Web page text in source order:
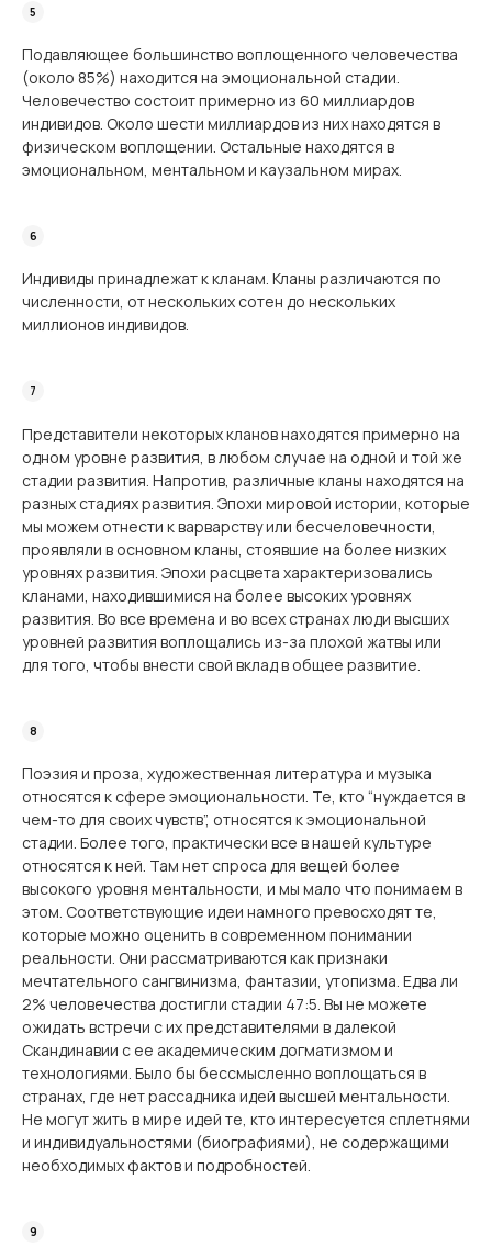
Подавляющее большинство воплощенного человечества
(около 85%) находится на эмоциональной стадии.
Человечество состоит примерно из 60 миллиардов
индивидов. Около шести миллиардов из них находятся в
физическом воплощении. Остальные находятся в
эмоциональном, ментальном и каузальном мирах.
Индивиды принадлежат к кланам. Кланы различаются по
численности, от нескольких сотен до нескольких
миллионов индивидов.
Представители некоторых кланов находятся примерно на
одном уровне развития, в любом случае на одной и той же
стадии развития. Напротив, различные кланы находятся на
разных стадиях развития. Эпохи мировой истории, которые
мы можем отнести к варварству или бесчеловечности,
проявляли в основном кланы, стоявшие на более низких
уровнях развития. Эпохи расцвета характеризовались
кланами, находившимися на более высоких уровнях
развития. Во все времена и во всех странах люди высших
уровней развития воплощались из-за плохой жатвы или
для того, чтобы внести свой вклад в общее развитие.
Поэзия и проза, художественная литература и музыка
относятся к сфере эмоциональности. Те, кто “нуждается в
чем-то для своих чувств”, относятся к эмоциональной
стадии. Более того, практически все в нашей культуре
относятся к ней. Там нет спроса для вещей более
высокого уровня ментальности, и мы мало что понимаем в
этом. Соответствующие идеи намного превосходят те,
которые можно оценить в современном понимании
реальности. Они рассматриваются как признаки
мечтательного сангвинизма, фантазии, утопизма. Едва ли
2% человечества достигли стадии 47:5. Вы не можете
ожидать встречи с их представителями в далекой
Скандинавии с ее академическим догматизмом и
технологиями. Было бы бессмысленно воплощаться в
странах, где нет рассадника идей высшей ментальности.
Не могут жить в мире идей те, кто интересуется сплетнями
и индивидуальностями (биографиями), не содержащими
необходимых фактов и подробностей.